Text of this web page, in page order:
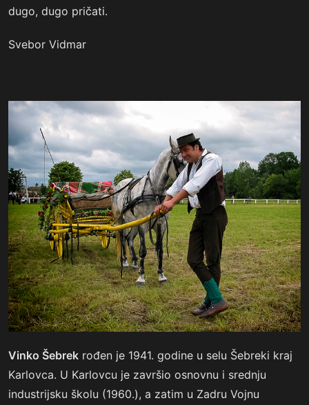
dugo, dugo pričati.
Svebor Vidmar
Vinko Šebrek rođen je 1941. godine u selu Šebreki kraj
Karlovca. U Karlovcu je završio osnovnu i srednju
industrijsku školu (1960.), a zatim u Zadru Vojnu